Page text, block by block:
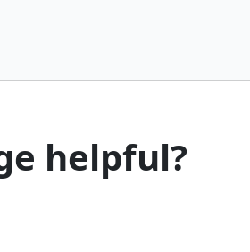
helpful?